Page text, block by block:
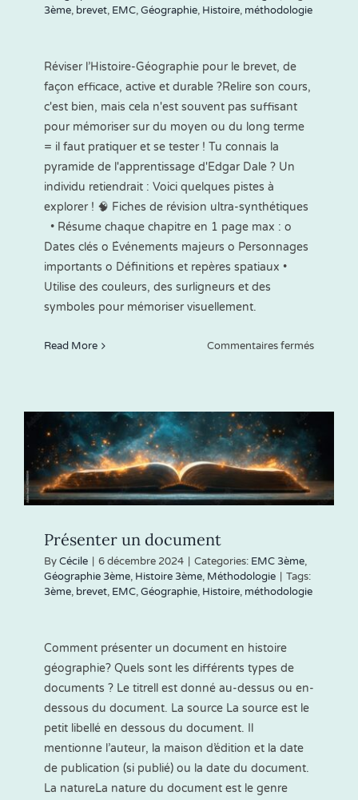
3ème, brevet, EMC,Géographie, Histoire, méthodologie
Réviser l’Histoire-Géographie pour le brevet, de
façon efficace, active et durable ?Relire son cours,
c'est bien, mais cela n'est souvent pas suffisant
pour mémoriser sur du moyen ou du long terme
= il faut pratiquer et se tester ! Tu connais la
pyramide de l'apprentissage d'Edgar Dale ? Un
individu retiendrait : Voici quelques pistes à
explorer ! 🧠 Fiches de révision ultra-synthétiques
• Résume chaque chapitre en 1 page max : o
Dates clés o Événements majeurs o Personnages
importants o Définitions et repères spatiaux •
Utilise des couleurs, des surligneurs et des
symboles pour mémoriser visuellement.
Read More Commentaires ferméssur
Présenter un document
ByCécile | 6 décembre 2024 | Categories: EMC 3ème,
Géographie 3ème, Histoire 3ème, Méthodologie | Tags:
3ème, brevet, EMC,Géographie, Histoire, méthodologie
Comment présenter un document en histoire
géographie? Quels sont les différents types de
documents ? Le titrell est donné au-dessus ou en-
dessous du document. La source La source est le
petit libellé en dessous du document. Il
mentionne l’auteur, la maison d’édition et la date
de publication (si publié) ou la date du document.
La natureLa nature du document est le genre